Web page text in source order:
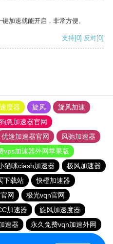
加速就能开启，非常方便。
支持[0] 反对[0]
度器 旋风
旋风加速
狗急加速器官网
优途加速器官网
风驰加速器
vps加速器外网苹果版
猫咪ciash加速器
极风加速器
下载站
快橙加速器
网
极光vqn官网
加速器
旋风加速度器
速器
永久免费vqn加速外网